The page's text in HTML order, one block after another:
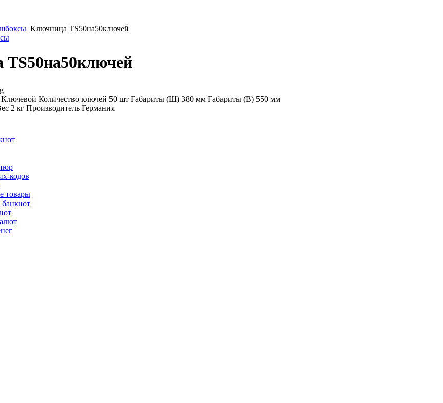
Ключница TS50на50ключей
Ключевой Количество ключей 50 шт Габариты (Ш) 380 мм Габариты (В) 550 мм
2 кг Производитель Германия
кодов
товары